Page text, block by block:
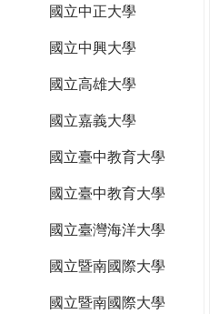
國立中正大學
國立中興大學
國立高雄大學
國立嘉義大學
國立臺中教育大學
國立臺中教育大學
國立臺灣海洋大學
國立暨南國際大學
國立暨南國際大學